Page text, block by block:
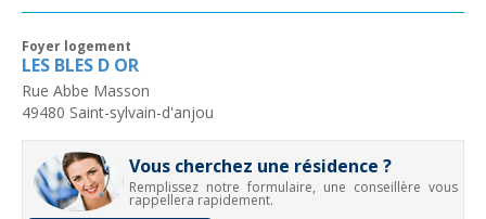
Foyer logement
LES BLES D OR
Rue Abbe Masson
49480 Saint-sylvain-d'anjou
Vous cherchez une résidence ?
Remplissez notre formulaire, une conseillère vous
rappellera rapidement.